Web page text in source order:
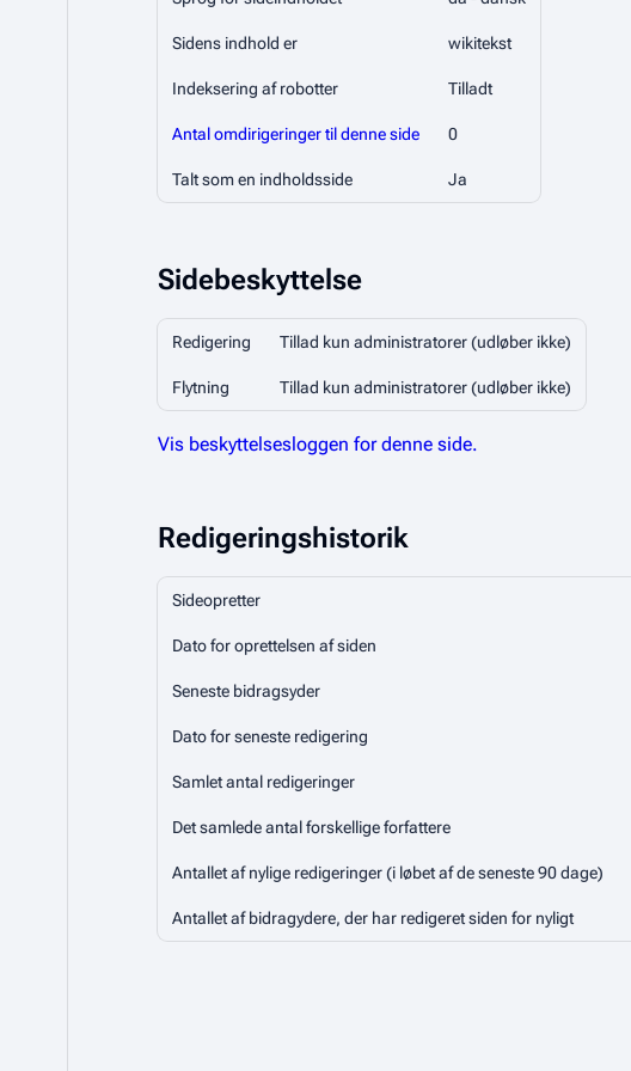
Sidens indhold er wikitekst
Indeksering af robotter Tilladt
Antal omdirigeringer til denne side 0
Talt som en indholdsside Ja
Sidebeskyttelse
Redigering Tillad kun administratorer (udløber ikke)
Flytning Tillad kun administratorer (udløber ikke)
Vis beskyttelsesloggen for denne side.
Redigeringshistorik
Sideopretter
Dato for oprettelsen af siden
Seneste bidragsyder
Dato for seneste redigering
Samlet antal redigeringer
Det samlede antal forskellige forfattere
Antallet af nylige redigeringer (i løbet af de seneste 90 dage)
Antallet af bidragydere, der har redigeret siden for nyligt